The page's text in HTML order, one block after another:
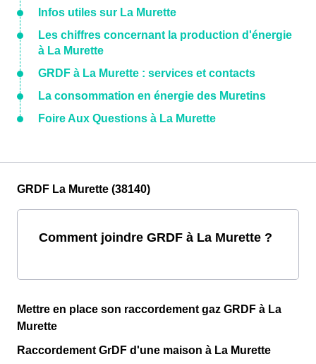
Infos utiles sur La Murette
Les chiffres concernant la production d'énergie
à La Murette
GRDF à La Murette : services et contacts
La consommation en énergie des Muretins
Foire Aux Questions à La Murette
GRDF La Murette (38140)
Comment joindre GRDF à La Murette ?
Mettre en place son raccordement gaz GRDF à La
Murette
Raccordement GrDF d'une maison à La Murette